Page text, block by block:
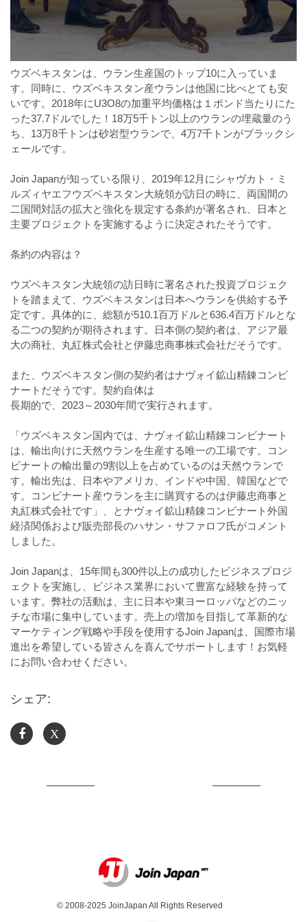
ウズベキスタンは、ウラン生産国のトップ10に入っていま
す。同時に、ウズベキスタン産ウランは他国に比べとても安
いです。2018年にU3O8の加重平均価格は１ポンド当たりにた
った37.7ドルでした！18万5千トン以上のウランの埋蔵量のう
ち、13万8千トンは砂岩型ウランで、4万7千トンがブラックシ
ェールです。
Join Japanが知っている限り、2019年12月にシャヴカト・ミ
ルズィヤエフウズベキスタン大統領が訪日の時に、両国間の
二国間対話の拡大と強化を規定する条約が署名され、日本と
主要プロジェクトを実施するように決定されたそうです。
条約の内容は？
ウズベキスタン大統領の訪日時に署名された投資プロジェク
トを踏まえて、ウズベキスタンは日本へウランを供給する予
定です。具体的に、総額が510.1百万ドルと636.4百万ドルとな
る二つの契約が期待されます。日本側の契約者は、アジア最
大の商社、丸紅株式会社と伊藤忠商事株式会社だそうです。
また、ウズベキスタン側の契約者はナヴォイ鉱山精錬コンビ
ナートだそうです。契約自体は
長期的で、2023～2030年間で実行されます。
「ウズベキスタン国内では、ナヴォイ鉱山精錬コンビナート
は、輸出向けに天然ウランを生産する唯一の工場です。コン
ビナートの輸出量の9割以上を占めているのは天然ウランで
す。輸出先は、日本やアメリカ、インドや中国、韓国などで
す。コンビナート産ウランを主に購買するのは伊藤忠商事と
丸紅株式会社です」、とナヴォイ鉱山精錬コンビナート外国
経済関係および販売部長のハサン・サファロフ氏がコメント
しました。
Join Japanは、15年間も300件以上の成功したビジネスプロジ
ェクトを実施し、ビジネス業界において豊富な経験を持って
います。弊社の活動は、主に日本や東ヨーロッパなどのニッ
チな市場に集中しています。売上の増加を目指して革新的な
マーケティング戦略や手段を使用するJoin Japanは、国際市場
進出を希望している皆さんを喜んでサポートします！お気軽
にお問い合わせください。
シェア:
X
© 2008-2025 JoinJapan All Rights Reserved